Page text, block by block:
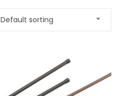
Default sorting